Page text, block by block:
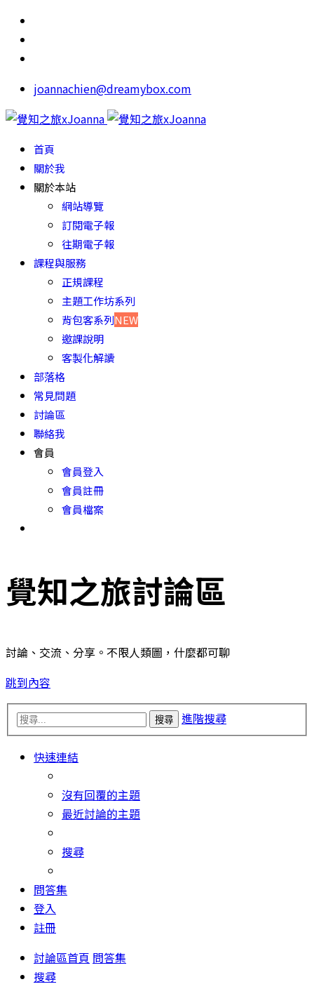
joannachien@dreamybox.com
首頁
關於我
關於本站
網站導覽
訂閱電子報
往期電子報
課程與服務
正規課程
主題工作坊系列
背包客系列NEW
邀課說明
客製化解讀
部落格
常見問題
討論區
聯絡我
會員
會員登入
會員註冊
會員檔案
覺知之旅討論區
討論、交流、分享。不限人類圖，什麼都可聊
跳到內容
搜尋 進階搜尋
快速連結
沒有回覆的主題
最近討論的主題
搜尋
問答集
登入
註冊
討論區首頁 問答集
搜尋